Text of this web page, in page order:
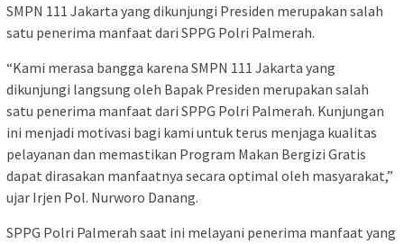
SMPN 111 Jakarta yang dikunjungi Presiden merupakan salah
satu penerima manfaat dari SPPG Polri Palmerah.
“Kami merasa bangga karena SMPN 111 Jakarta yang
dikunjungi langsung oleh Bapak Presiden merupakan salah
satu penerima manfaat dari SPPG Polri Palmerah. Kunjungan
ini menjadi motivasi bagi kami untuk terus menjaga kualitas
pelayanan dan memastikan Program Makan Bergizi Gratis
dapat dirasakan manfaatnya secara optimal oleh masyarakat,”
ujar Irjen Pol. Nurworo Danang.
SPPG Polri Palmerah saat ini melayani penerima manfaat yang